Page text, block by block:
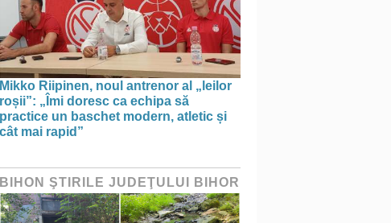
Mikko Riipinen, noul antrenor al „leilor
roșii”: „Îmi doresc ca echipa să
practice un baschet modern, atletic și
cât mai rapid”
BIHON ŞTIRILE JUDEŢULUI BIHOR